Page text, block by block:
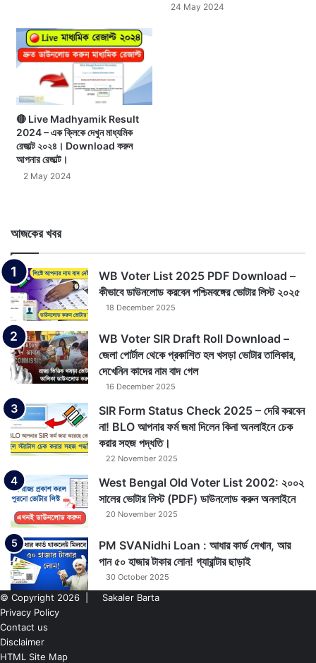
24 May 2024
🔴 Live Madhyamik Result
2024 – এক ক্লিকে দেখুন মাধ্যমিক
রেজাল্ট ২০২৪। Download করুন
আপনার রেজাল্ট।
2 May 2024
আজকের খবর
WB Voter List 2025 PDF Download –
কীভাবে ডাউনলোড করবেন পশ্চিমবঙ্গের ভোটার লিস্ট ২০২৫
18 December 2025
WB Voter SIR Draft Roll Download –
জেলা পোর্টাল থেকে প্রকাশিত হল খসড়া ভোটার তালিকার,
দেখেনিন কাদের নাম বাদ গেল
16 December 2025
SIR Form Status Check 2025 – দেরি করবেন
না! BLO আপনার ফর্ম জমা দিলেন কিনা অনলাইনে চেক
করার সহজ পদ্ধতি।
22 November 2025
West Bengal Old Voter List 2002: ২০০২
সালের ভোটার লিস্ট (PDF) ডাউনলোড করুন অনলাইনে
20 November 2025
PM SVANidhi Loan : আধার কার্ড দেখান, আর
পান ৫০ হাজার টাকার লোন! গ্যারান্টার ছাড়াই
30 October 2025
© Copyright 2026 |
Sakaler Barta
Privacy Policy
Contact us
Disclaimer
HTML Site Map